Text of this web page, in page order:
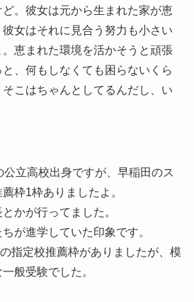
。彼女は元から生まれた家が恵
女はそれに見合う努力も小さい
恵まれた環境を活かそうと頑張
、何もしなくても困らないくら
こはちゃんとしてるんだし、い
立高校出身ですが、早稲田のス
枠1枠ありましたよ。
かが行ってました。
が進学していた印象です。
指定校推薦枠がありましたが、模
般受験でした。